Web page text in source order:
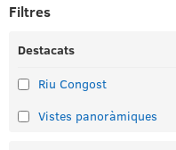
Filtres
Destacats
Riu Congost
Vistes panoràmiques